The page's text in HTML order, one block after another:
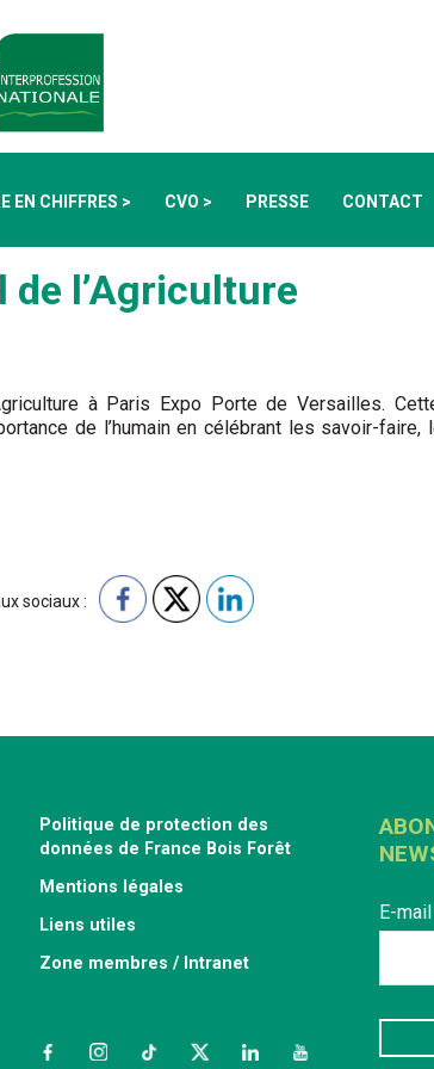
EN CHIFFRES > CVO > PRESSE CONTACT
l’Agriculture
à Paris Expo Porte de Versailles.
de l’humain en célébrant les savoir-
sociaux :
Politique de protection des
données de France Bois Forêt
Mentions légales
Liens utiles
Zone membres / Intranet
FacebookInstagramTikTokTwitterLinkedInYouTube
E-mail